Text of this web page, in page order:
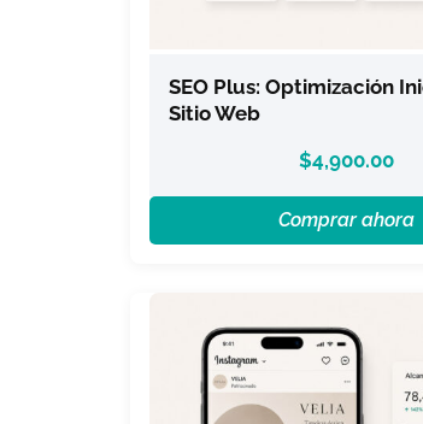
SEO Plus: Optimización
Sitio Web
$4,900.00
Comprar ahora